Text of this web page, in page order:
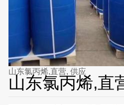
山东氯丙烯,直营, 供应
山东氯丙烯,直